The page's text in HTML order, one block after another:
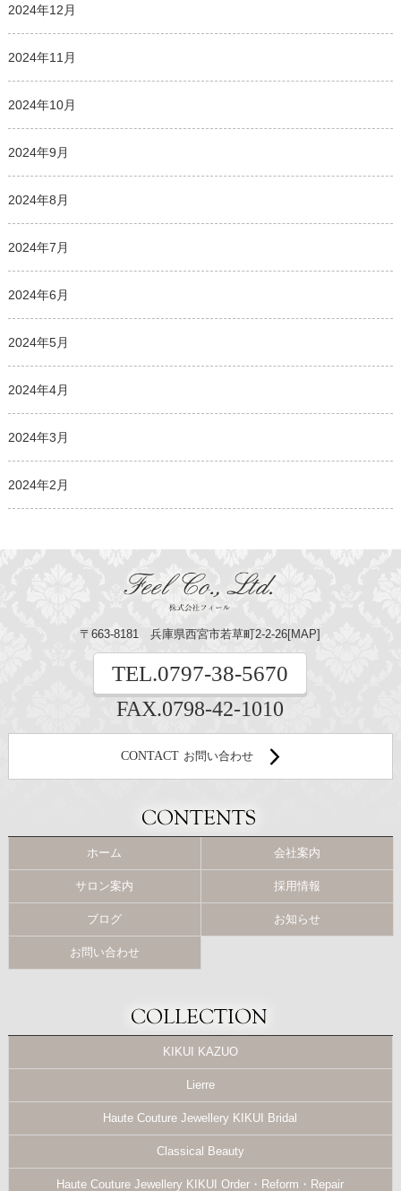
2024年12月
2024年11月
2024年10月
2024年9月
2024年8月
2024年7月
2024年6月
2024年5月
2024年4月
2024年3月
2024年2月
〒663-8181 兵庫県西宮市若草町2-2-26[MAP]
TEL.0797-38-5670
FAX.0798-42-1010
CONTACT お問い合わせ
ホーム 会社案内
サロン案内 採用情報
ブログ お知らせ
お問い合わせ
KIKUI KAZUO
Lierre
Haute Couture Jewellery KIKUI Bridal
Classical Beauty
Haute Couture Jewellery KIKUI Order・Reform・Repair